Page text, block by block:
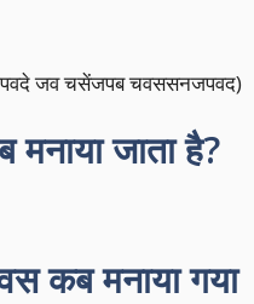
जव चसेंजपब चवससनजपवद)
मनाया जाता है?
कब मनाया गया